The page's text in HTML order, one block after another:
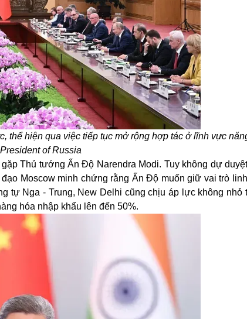
thể hiện qua việc tiếp tục mở rộng hợp tác ở lĩnh vực
of Russia
Thủ tướng Ấn Độ Narendra Modi. Tuy không dự
Moscow minh chứng rằng Ấn Độ muốn giữ vai trò
tự Nga - Trung, New Delhi cũng chịu áp lực không nhỏ
hóa nhập khẩu lên đến 50%.